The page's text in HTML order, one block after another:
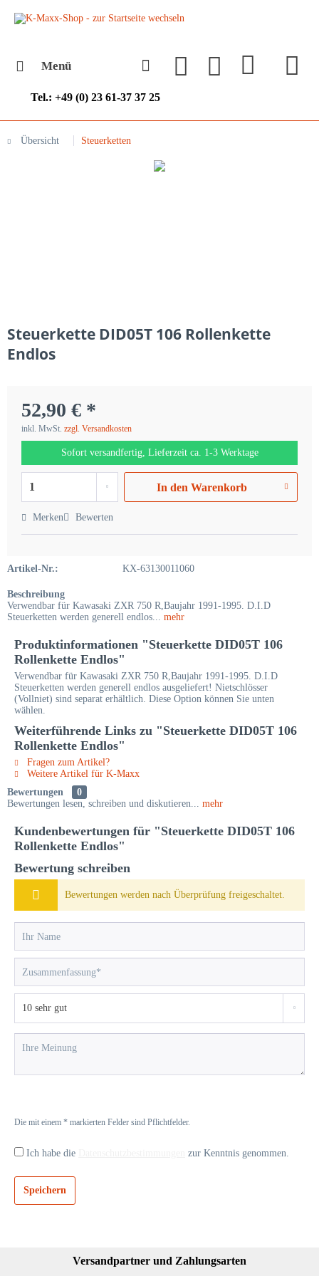
Tel.: +49 (0) 23 61-37 37 25
Menü
Übersicht Steuerketten
Steuerkette DID05T 106 Rollenkette
Endlos
52,90 € *
inkl. MwSt. zzgl. Versandkosten
Sofort versandfertig, Lieferzeit ca. 1-3 Werktage
In den Warenkorb
Merken Bewerten
Artikel-Nr.: KX-63130011060
Beschreibung
Verwendbar für Kawasaki ZXR 750 R,Baujahr 1991-1995. D.I.D
Steuerketten werden generell endlos... mehr
Produktinformationen "Steuerkette DID05T 106
Rollenkette Endlos"
Verwendbar für Kawasaki ZXR 750 R,Baujahr 1991-1995. D.I.D
Steuerketten werden generell endlos ausgeliefert! Nietschlösser
(Vollniet) sind separat erhältlich. Diese Option können Sie unten
wählen.
Weiterführende Links zu "Steuerkette DID05T 106
Rollenkette Endlos"
Fragen zum Artikel?
Weitere Artikel für K-Maxx
Bewertungen
0
Bewertungen lesen, schreiben und diskutieren... mehr
Kundenbewertungen für "Steuerkette DID05T 106
Rollenkette Endlos"
Bewertung schreiben
Bewertungen werden nach Überprüfung freigeschaltet.
Die mit einem * markierten Felder sind Pflichtfelder.
Ich habe die zur Kenntnis genommen.
Speichern
Versandpartner und Zahlungsarten